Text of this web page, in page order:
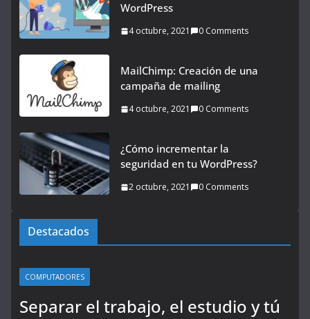
WordPress
4 octubre, 2021 0 Comments
MailChimp: Creación de una
campaña de mailing
4 octubre, 2021 0 Comments
¿Cómo incrementar la
seguridad en tu WordPress?
2 octubre, 2021 0 Comments
Destacados
COMPUTADORES
Separar el trabajo, el estudio y tú